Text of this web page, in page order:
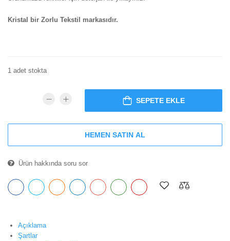
Kristal bir Zorlu Tekstil markasıdır.
1 adet stokta
SEPETE EKLE
HEMEN SATIN AL
Ürün hakkında soru sor
Açıklama
Şartlar